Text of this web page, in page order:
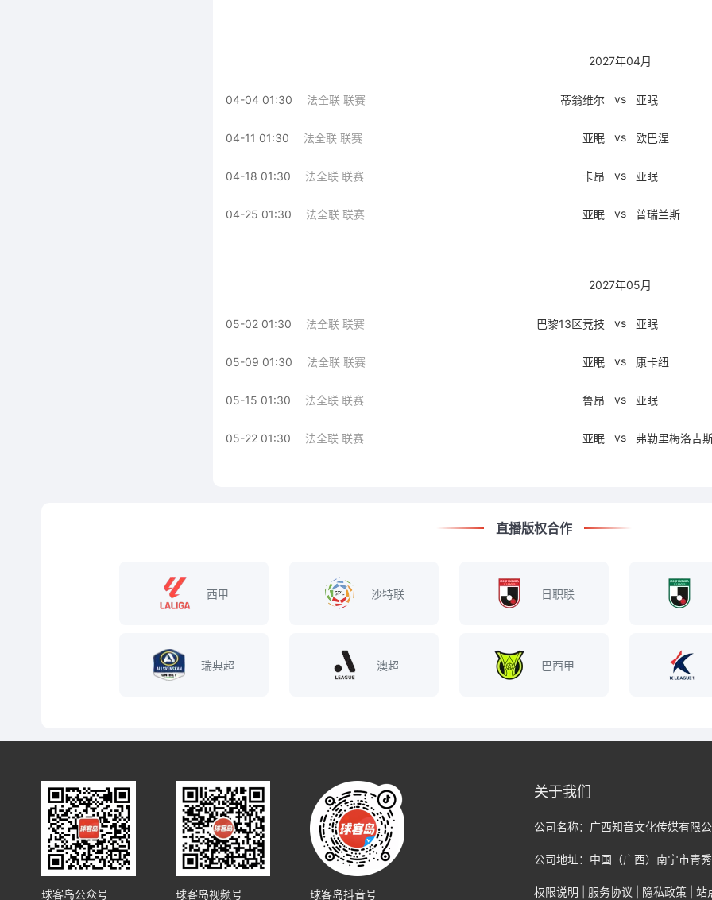
2027年04月
04-04 01:30 法全联 联赛 蒂翁维尔 vs 亚眠
04-11 01:30 法全联 联赛 亚眠 vs 欧巴涅
04-18 01:30 法全联 联赛 卡昂 vs 亚眠
04-25 01:30 法全联 联赛 亚眠 vs 普瑞兰斯
2027年05月
05-02 01:30 法全联 联赛 巴黎13区竞技 vs 亚眠
05-09 01:30 法全联 联赛 亚眠 vs 康卡纽
05-15 01:30 法全联 联赛 鲁昂 vs 亚眠
05-22 01:30 法全联 联赛 亚眠 vs 弗勒里梅洛吉
直播版权合作
西甲 沙特联 日职联
瑞典超 澳超 巴西甲
球客岛公众号 球客岛视频号 球客岛抖音号
关于我们
公司名称： 广西知音文化传媒有限
公司地址： 中国（广西）南宁市青
权限说明 服务协议 隐私政策 站